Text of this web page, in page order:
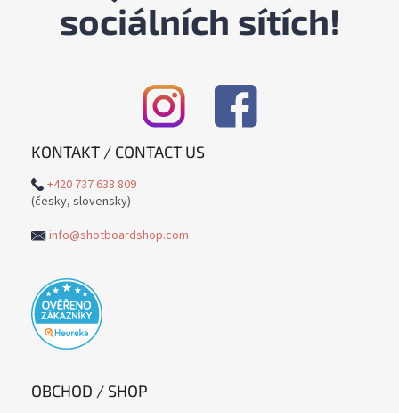
sociálních sítích!
KONTAKT / CONTACT US
+420 737 638 809
(česky, slovensky)
info@shotboardshop.com
OBCHOD / SHOP